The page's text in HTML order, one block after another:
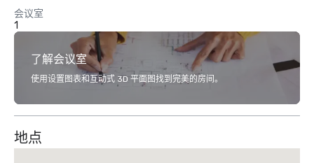
会议室
1
了解会议室
使用设置图表和互动式 3D 平面图找到完美的房间。
地点